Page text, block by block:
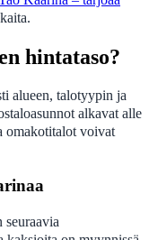
hintataso?
alueen, talotyypin ja
alkavat alle
omakotitalot voivat
seuraavia